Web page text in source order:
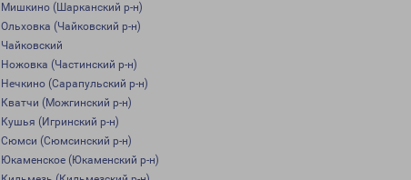
Мишкино (Шарканский р-н)
Ольховка (Чайковский р-н)
Чайковский
Ножовка (Частинский р-н)
Нечкино (Сарапульский р-н)
Кватчи (Можгинский р-н)
Кушья (Игринский р-н)
Сюмси (Сюмсинский р-н)
Юкаменское (Юкаменский р-н)